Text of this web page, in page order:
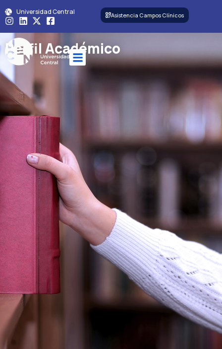
Universidad Central Asistencia Campos Clínicos
Perfil Académico